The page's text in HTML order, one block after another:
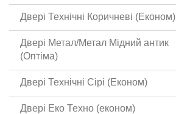
Двері Технічні Коричневі (Економ)
Двері Метал/Метал Мідний антик
(Оптіма)
Двері Технічні Сірі (Економ)
Двері Еко Техно (економ)